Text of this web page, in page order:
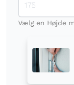
Vælg en Højde